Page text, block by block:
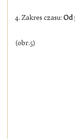
4. Zakres czasu:Od
(obr.5)